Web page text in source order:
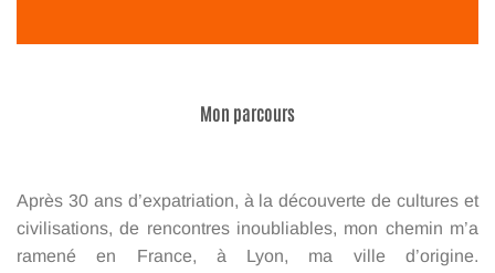
Mon parcours
Après 30 ans d’expatriation, à la découverte de cultures et
civilisations, de rencontres inoubliables, mon chemin m’a
ramené en France, à Lyon, ma ville d’origine.